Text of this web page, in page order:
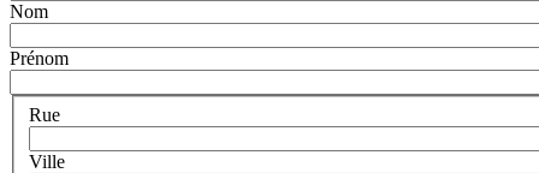
Nom
Prénom
Rue
Ville